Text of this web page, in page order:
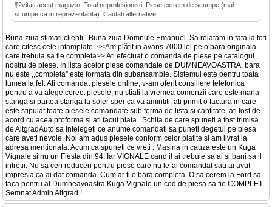
$2vitati acest magazin. Total neprofesionisti. Piese extrem de scumpe (mai
scumpe ca in reprezentanta). Cautati alternative.
Buna ziua stimati clienti . Buna ziua Domnule Emanuel. Sa relatam in fata la toti
care citesc cele intamplate. <<Am plătit in avans 7000 lei pe o bara originala
care trebuia sa fie completa>> Ati efectuat o comanda de piese pe catalogul
nostru de piese. In lista acelor piese comandate de DUMNEAVOASTRA, bara
nu este ,,completa'' este formata din subansamble. Sistemul este pentru toata
lumea la fel. Ati comandat piesele online, v-am oferit consiliere telefonica
pentru a va alege corect piesele, nu stiati la vremea comenzii care este mana
stanga si partea stanga la sofer sper ca va amintiti, ati primit o factura in care
este stipulat toate piesele comandate sub forma de lista si cantitate, ati fost de
acord cu acea proforma si ati facut plata . Schita de care spuneti a fost trimisa
de AltgradAuto sa intelegeti ce anume comandati sa puneti degetul pe piesa
care aveti nevoie. Noi am adus piesele conform celor platite si am livrat la
adresa mentionata. Acum ca spuneti ce vreti . Masina in cauza este un Kuga
Vignale si nu un Fiesta din 94. Iar VIGNALE cand il ai trebuie sa ai si bani sa il
intretii. Nu sa ceri reduceri pentru piese care nu le-ai comandat sau ai avut
impresia ca ai dat comanda. Cum ar fi o bara completa. O sa cerem la Ford sa
faca pentru al Dumneavoastra Kuga Vignale un cod de piesa sa fie COMPLET.
Semnat Admin Altgrad !